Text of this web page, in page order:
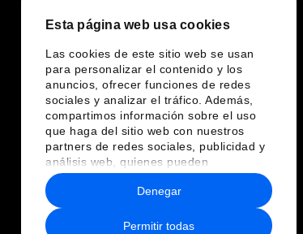
Esta página web usa cookies
Las cookies de este sitio web se usan
para personalizar el contenido y los
anuncios, ofrecer funciones de redes
sociales y analizar el tráfico. Además,
compartimos información sobre el uso
que haga del sitio web con nuestros
partners de redes sociales, publicidad y
análisis web, quienes pueden
combinarla con otra información que les
haya proporcionado o que hayan
recopilado a partir del uso que haya
hecho de sus servicios.
Permitir todas
Denegar